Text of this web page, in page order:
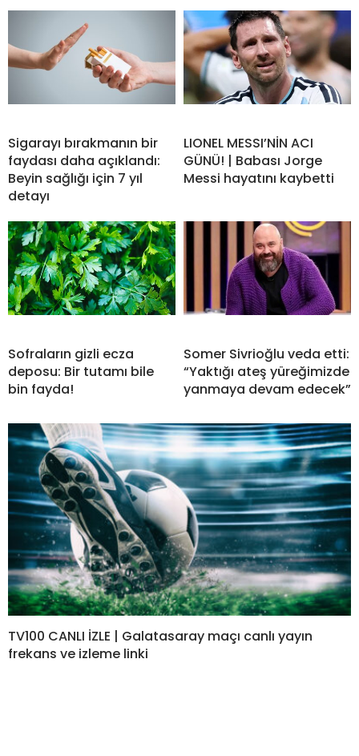
Sigarayı bırakmanın bir
faydası daha açıklandı:
Beyin sağlığı için 7 yıl
detayı
LIONEL MESSI’NİN ACI
GÜNÜ! | Babası Jorge
Messi hayatını kaybetti
Sofraların gizli ecza
deposu: Bir tutamı bile
bin fayda!
Somer Sivrioğlu veda etti:
“Yaktığı ateş yüreğimizde
yanmaya devam edecek”
TV100 CANLI İZLE | Galatasaray maçı canlı yayın
frekans ve izleme linki